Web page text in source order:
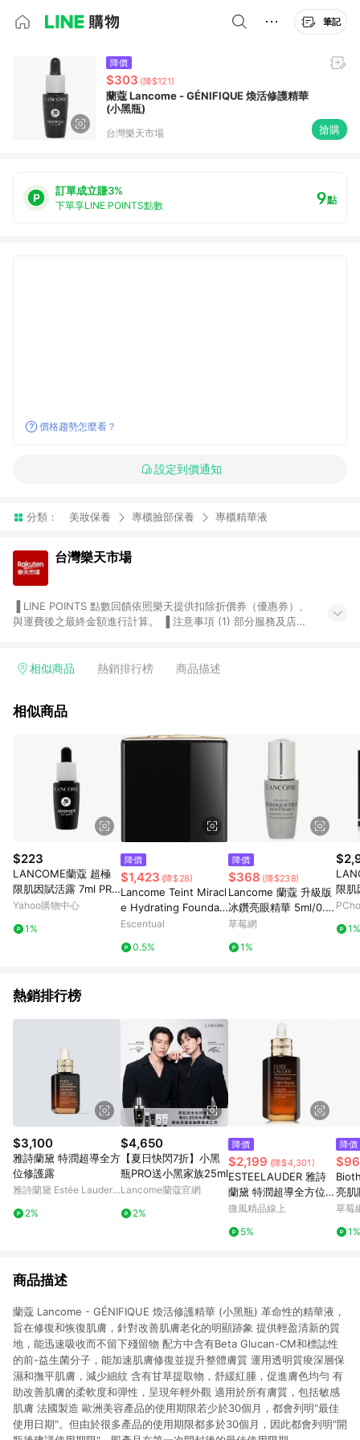
筆記
降價
$303 (降$121)
蘭蔻 Lancome - GÉNIFIQUE 煥活修護精華
(小黑瓶)
台灣樂天市場 搶購
訂單成立賺3%
下單享LINE POINTS點數 9點
價格趨勢怎麼看？
設定到價通知
分類： 美妝保養 專櫃臉部保養 專櫃精華液
台灣樂天市場
與運費後之最終金額進行計算。 ▐ 注意事項 (1) 部分服務及店家
Smart mobile、神腦生活、JS巨盛、樂天KOBO電子書，請詳閱
台灣樂天市場，並在同一瀏覽器於24小時內結帳，才享有 LINE
市場 45 天內完成訂單出貨及結帳，則不符合贈點資格。 (4) 如
使用APP、或中途瀏覽比價網、回饋網、Google等其他網頁、或
由網頁版(電腦版/手機版網頁)切換為App都將會造成追蹤中斷而
無法進行 LINE POINTS 回饋。 (5) LINE 購物為購物資訊整合性
平台，商品資料更新會有時間差，如顯示之商品規格、顏色、價
位、贈品與台灣樂天市場銷售網頁不符，以銷售網頁標示為準。
(6) 導購訂單已逾 365 天，根據台灣樂天回饋規定，逾期訂單將
不符合回饋資格。 (7) 若上述或其他原因，致使消費者無接收到
點數回饋或點數回饋有爭議，台灣樂天市場保有更改條款與法律
追訴之權利，活動詳情以樂天市場網站公告為準。
相似商品 熱銷排行榜 商品描述
相似商品
$223
LANCOME蘭蔻 超極
限肌因賦活露 7ml PRO
升級
Yahoo購物中心
1%
降價
$1,423 (降$28)
Lancome Teint Miracl
e Hydrating Foundati
on SPF15 30ml 055 -
Escentual
0.5%
降價
$368 (降$238)
Lancome 蘭蔻 升級版
冰鑽亮眼精華 5ml/0.16
oz-眼唇護理
草莓網
1%
限肌
1%
熱銷排行榜
$3,100
雅詩蘭黛 特潤超導全方
位修護露
雅詩蘭黛 Estée Lauder
2%
$4,650
【夏日快閃7折】小黑
瓶PRO送小黑家族25ml
Lancome蘭蔻官網
2%
降價
$2,199 (降$4,301)
ESTEELAUDER 雅詩
蘭黛 特潤超導全方位修
護露 100ml (小棕瓶) <
微風精品線上
5%
降價
亮肌
oz-
草莓
1%
商品描述
蘭蔻 Lancome - GÉNIFIQUE 煥活修護精華 (小黑瓶) 革命性的精華液，
旨在修復和恢復肌膚，針對改善肌膚老化的明顯跡象 提供輕盈清新的質
地，能迅速吸收而不留下殘留物 配方中含有Beta Glucan-CM和標誌性
的前-益生菌分子，能加速肌膚修復並提升整體膚質 運用透明質痠深層保
濕和撫平肌膚，減少細紋 含有甘草提取物，舒緩紅腫，促進膚色均勻 有
助改善肌膚的柔軟度和彈性，呈現年輕外觀 適用於所有膚質，包括敏感
肌膚 法國製造 歐洲美容產品的使用期限若少於30個月，都會列明"最佳
使用日期"。但由於很多產品的使用期限都多於30個月，因此都會列明"開